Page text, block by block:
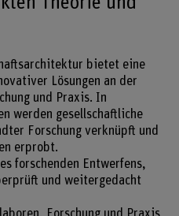
bietet eine
Lösungen an der
und Praxis. In
werden gesellschaftliche
Forschung verknüpft und
erprobt.
forschenden Entwerfens,
und weitergedacht
Forschung und Praxis